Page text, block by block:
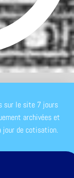
sur le site 7 jours
archivées et
jour de cotisation.